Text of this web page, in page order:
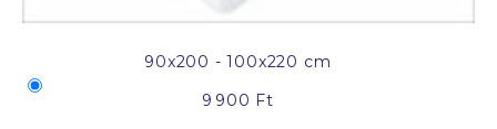
90x200 - 100x220 cm
9 900 Ft